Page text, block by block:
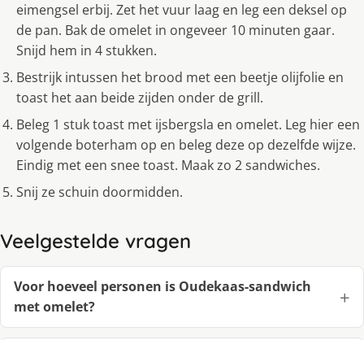
eimengsel erbij. Zet het vuur laag en leg een deksel op
de pan. Bak de omelet in ongeveer 10 minuten gaar.
Snijd hem in 4 stukken.
Bestrijk intussen het brood met een beetje olijfolie en
toast het aan beide zijden onder de grill.
Beleg 1 stuk toast met ijsbergsla en omelet. Leg hier een
volgende boterham op en beleg deze op dezelfde wijze.
Eindig met een snee toast. Maak zo 2 sandwiches.
Snij ze schuin doormidden.
Veelgestelde vragen
Voor hoeveel personen is Oudekaas-sandwich
met omelet?